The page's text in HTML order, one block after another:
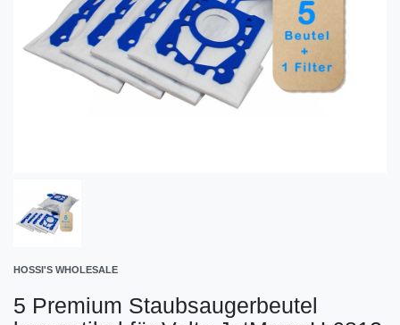
HOSSI'S WHOLESALE
5 Premium Staubsaugerbeutel